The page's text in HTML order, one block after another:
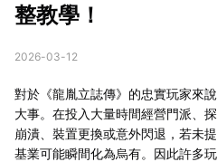
整教學！
2026-03-12
對於《龍胤立誌傳》的忠實玩家來
大事。在投入大量時間經營門派、
崩潰、裝置更換或意外閃退，若未
基業可能瞬間化為烏有。因此許多